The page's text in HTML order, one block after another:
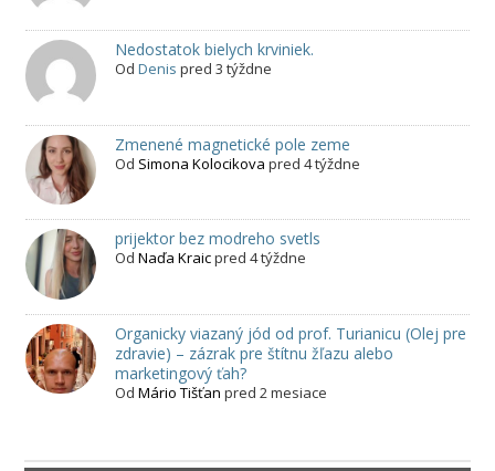
Nedostatok bielych krviniek.
Od Denis pred 3 týždne
Zmenené magnetické pole zeme
Od Simona Kolocikova pred 4 týždne
prijektor bez modreho svetls
Od Naďa Kraicpred 4 týždne
Organicky viazaný jód od prof. Turianicu (Olej pre
zdravie) – zázrak pre štítnu žľazu alebo
marketingový ťah?
Od Mário Tišťan pred 2 mesiace